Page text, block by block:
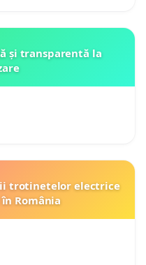
și transparentă la
trotinetelor electrice
România